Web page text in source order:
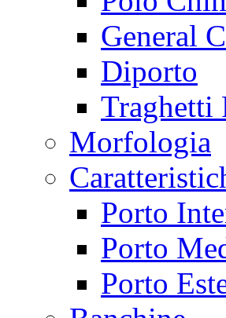
General
Diporto
Traghetti
Morfologia
Porto
Porto
Porto